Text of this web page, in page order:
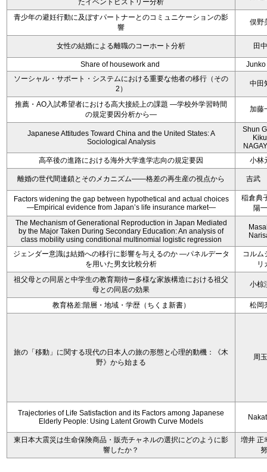
たイベントヒストリー分析
青少年の避妊行動に及ぼすパートナーとのコミュニケーションの影
響
俣野
女性の結婚による離職のコーホート分析 田
Share of housework and
Junko
ソーシャル・サポート・システムにおける重要な他者の移行（その
2）
中田
推薦・AO入試希望者における高大接続上の課題 ―学校外学習時間
の規定要因分析から―
加藤
Japanese Attitudes Toward China and the United States: A
Sociological Analysis
Shun
高卒後の進路における海外大学進学志向の規定要因
小林
離婚の世代間連鎖とそのメカニズム――格差の再生産の視点から 吉武
Factors widening the gap between hypothetical and actual choices
—Empirical evidence from Japan’s life insurance market—
稲倉典
陽
The Mechanism of Generational Reproduction in Japan Mediated
by the Major Taken During Secondary Education: An analysis of
class mobility using conditional multinomial logistic regression
ジェンダー意識は結婚への移行に影響を与えるのか ―パネルデータ
を用いた男女比較分析
コルム
リ
祖父母との同居と中学生の教育期待ー多様な家族構造における祖父
母との同居の効果
小椋
教育格差:階層・地域・学歴（ちくま新書） 松岡
旅の「移動」に関する現代の日本人の旅の形態と心理的動機：《木
野》から始まる
周
Trajectories of Life Satisfaction and its Factors among Japanese
Elderly People: Using Latent Growth Curve Models
東日本大震災は生命保険商品・販売チャネルの選択にどのように影
響したか？
増井 正
努